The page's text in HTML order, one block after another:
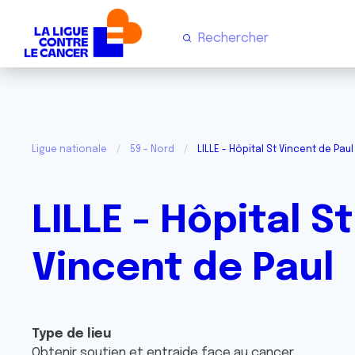
Ligue nationale 59 - Nord LILLE - Hôpital St Vincent de Paul
LILLE - Hôpital St
Vincent de Paul
Type de lieu